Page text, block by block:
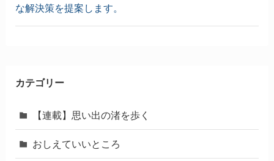
な解決策を提案します。
カテゴリー
【連載】思い出の渚を歩く
おしえていいところ